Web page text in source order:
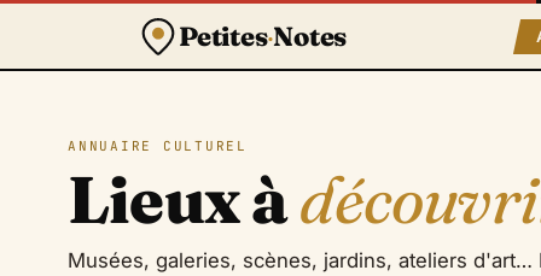
Petites·Notes
ANNUAIRE CULTUREL
Lieux à
Musées, galeries, scènes, jardins, ateliers